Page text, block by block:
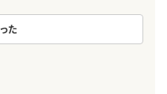
た